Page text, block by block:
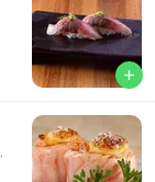
add